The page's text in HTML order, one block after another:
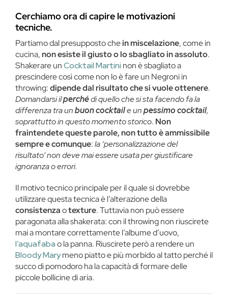
Cerchiamo ora di capire le motivazioni
tecniche.
Partiamo dal presupposto chein miscelazione, come in
cucina, non esiste il giusto o lo sbagliato in assoluto.
Shakerare unCocktail Martini non è sbagliato a
prescindere così come non lo è fare un Negroni in
throwing:dipende dal risultato che si vuole ottenere.
Domandarsi ilperchédi quello che si sta facendo fa la
differenza tra unbuon cocktaile unpessimo cocktail,
soprattutto in questo momento storico. Non
fraintendete queste parole, non tutto è ammissibile
sempre e comunque:la ‘personalizzazione del
risultato’ non deve mai essere usata per giustificare
ignoranza o errori.
Il motivo tecnico principale per il quale si dovrebbe
utilizzare questa tecnica è l’alterazione della
consistenzaotexture. Tuttavia non può essere
paragonata alla shakerata: con il throwing non riuscirete
mai a montare correttamente l’albume d’uovo,
l’aquafabao la panna. Riuscirete però a rendere un
Bloody Marymeno piatto e più morbido al tatto perché il
succo di pomodoro ha la capacità di formare delle
piccole bollicine di aria.